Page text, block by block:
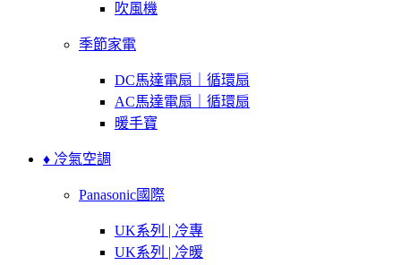
吹風機
季節家電
DC馬達電扇｜循環扇
AC馬達電扇｜循環扇
暖手寶
♦ 冷氣空調
Panasonic國際
UK系列 | 冷專
UK系列 | 冷暖